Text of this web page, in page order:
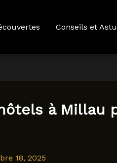
Conseils et
à Millau
18, 2025